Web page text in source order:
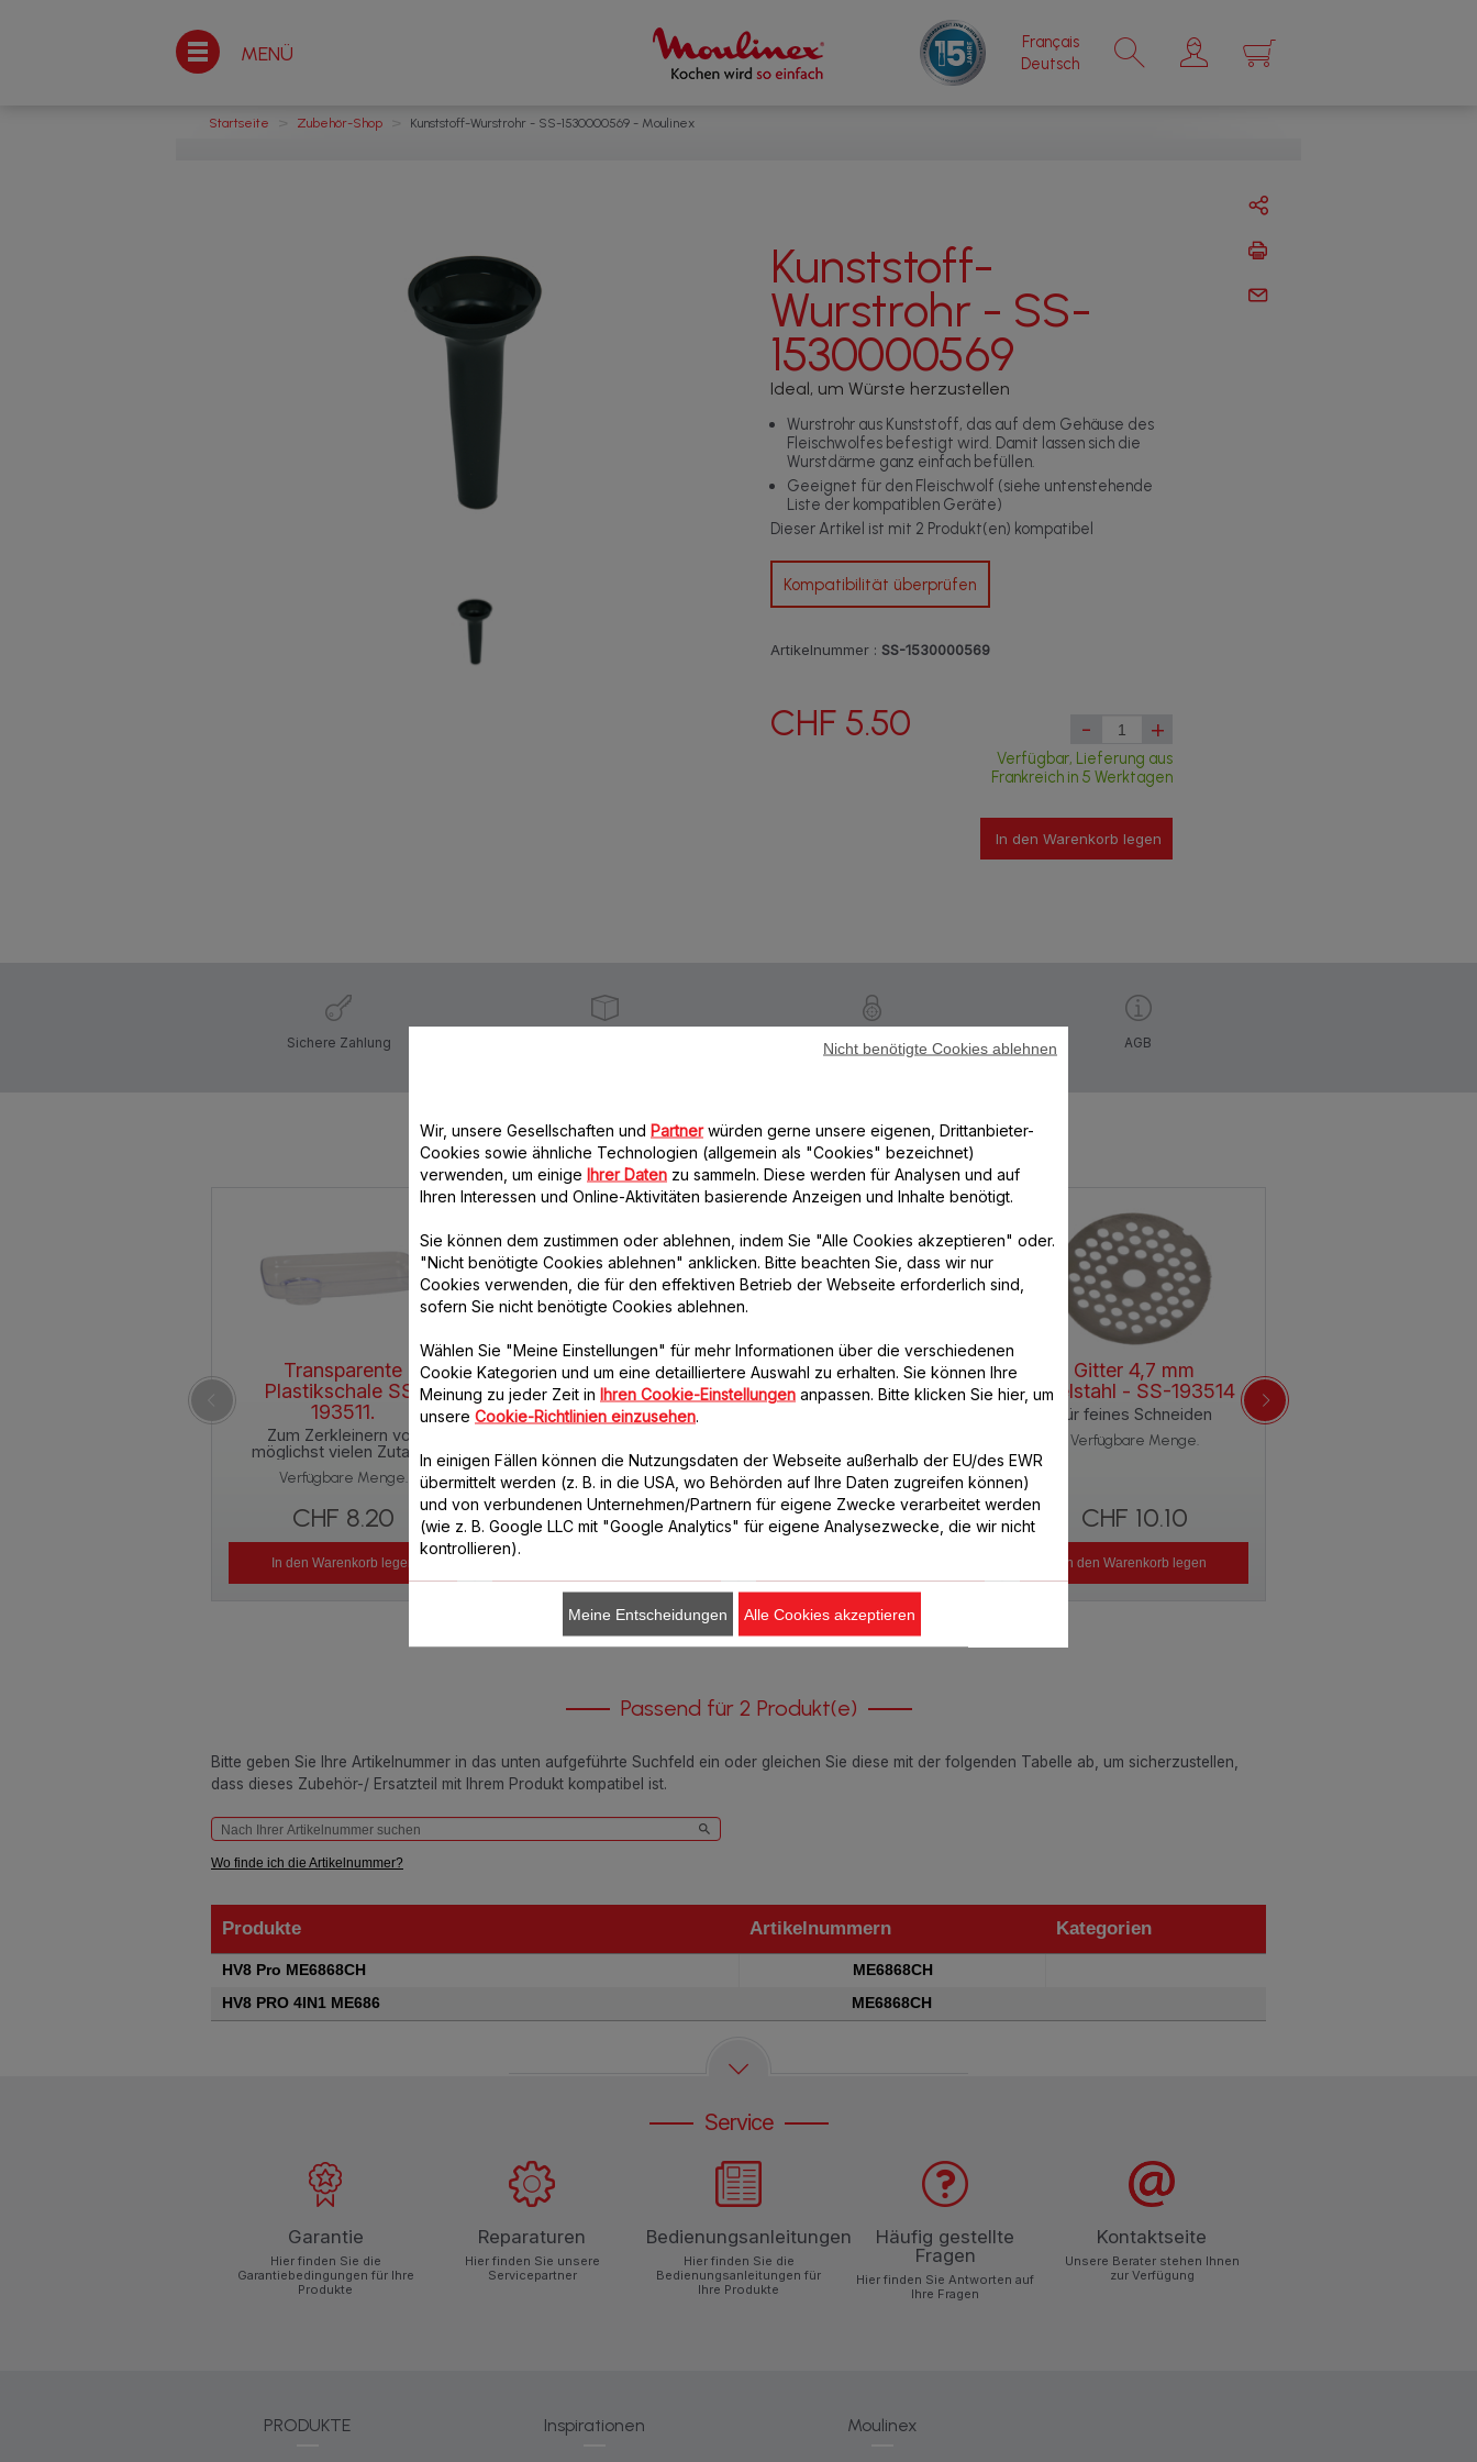
MENÜ
Français
Deutsch
×
Startseite > Zubehör-Shop Kunststoff-Wurstrohr - SS-1530000569 - Moulinex
Kunststoff-
Wurstrohr - SS-
1530000569
Ideal, um Würste herzustellen
Wurstrohr aus Kunststoff, das auf dem Gehäuse des
Fleischwolfes befestigt wird. Damit lassen sich die
Wurstdärme ganz einfach befüllen.
Geeignet für den Fleischwolf (siehe untenstehende
Liste der kompatiblen Geräte)
Dieser Artikel ist mit 2 Produkt(en) kompatibel
Kompatibilität überprüfen
Artikelnummer : SS-1530000569
CHF 5.50 - +
Verfügbar, Lieferung aus
Frankreich in 5 Werktagen
In den Warenkorb legen
Sichere Zahlung Datenschutz AGB
Weiteres empfohlenes Zubehör
Transparente
Plastikschale SS-
193511.
Zum Zerkleinern von
möglichst vielen Zutaten
Verfügbare Menge.
CHF 8.20
In den Warenkorb legen
Fleischwolfgehäuse
SS-193512
Für perfekte Ergebnisse!
CHF 16.40
Fleischwolf-
Schneckengetriebe-
Richtung Gitter
Verfügbare Menge.
CHF 12.80
Gitter 4,7 mm
Edelstahl - SS-193514
Für feines Schneiden
Verfügbare Menge.
CHF 10.10
In den Warenkorb legen
Passend für 2 Produkt(e)
Bitte geben Sie Ihre Artikelnummer in das unten aufgeführte Suchfeld ein oder gleichen Sie diese mit der folgenden Tabelle ab, um sicherzustellen,
dass dieses Zubehör-/ Ersatzteil mit Ihrem Produkt kompatibel ist.
Wo finde ich die Artikelnummer?
Produkte Artikelnummern
Kategorien
Produkte
Artikelnummern
HV8 Pro ME6868CH
ME6868CH
HV8 PRO 4IN1 ME686
ME6868CH
Service
Garantie
Hier finden Sie die
Garantiebedingungen für Ihre
Produkte
Reparaturen
Hier finden Sie unsere
Servicepartner
Bedienungsanleitungen
Hier finden Sie die
Bedienungsanleitungen für
Ihre Produkte
Häufig gestellte
Fragen
Hier finden Sie Antworten auf
Ihre Fragen
Kontaktseite
Unsere Berater stehen Ihnen
zur Verfügung
PRODUKTE Inspirationen Moulinex
Wir, unsere Gesellschaften und Partnerwürden gerne unsere eigenen, Drittanbieter-
Cookies sowie ähnliche Technologien (allgemein als "Cookies" bezeichnet)
verwenden, um einige Ihrer Daten zu sammeln. Diese werden für Analysen und auf
Ihren Interessen und Online-Aktivitäten basierende Anzeigen und Inhalte benötigt.
Sie können dem zustimmen oder ablehnen, indem Sie "Alle Cookies akzeptieren" oder.
"Nicht benötigte Cookies ablehnen" anklicken. Bitte beachten Sie, dass wir nur
Cookies verwenden, die für den effektiven Betrieb der Webseite erforderlich sind,
sofern Sie nicht benötigte Cookies ablehnen.
Wählen Sie "Meine Einstellungen" für mehr Informationen über die verschiedenen
Cookie Kategorien und um eine detailliertere Auswahl zu erhalten. Sie können Ihre
Meinung zu jeder Zeit in Ihren Cookie-Einstellungen anpassen. Bitte klicken Sie hier, um
unsere Cookie-Richtlinien einzusehen.
In einigen Fällen können die Nutzungsdaten der Webseite außerhalb der EU/des EWR
übermittelt werden (z. B. in die USA, wo Behörden auf Ihre Daten zugreifen können)
und von verbundenen Unternehmen/Partnern für eigene Zwecke verarbeitet werden
(wie z. B. Google LLC mit "Google Analytics" für eigene Analysezwecke, die wir nicht
kontrollieren).
Nicht benötigte Cookies ablehnen
Meine Entscheidungen Alle Cookies akzeptieren